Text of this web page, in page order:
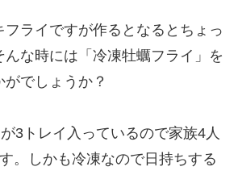
ライですが作るとなるとちょっ
んな時には「冷凍牡蠣フライ」を
でしょうか？
3トレイ入っているので家族4人
。しかも冷凍なので日持ちする